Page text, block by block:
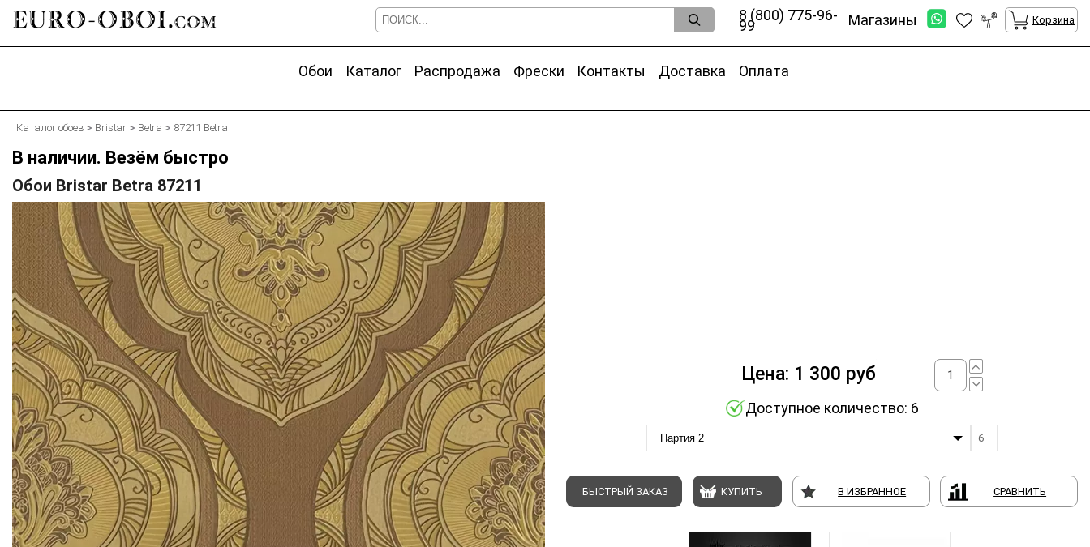
EURO-OBOI.com 8 (800) 775-96-
99 Магазины Корзина
Обои Каталог Распродажа Фрески Контакты Доставка Оплата
Каталог обоев Bristar Betra 87211 Betra
В наличии. Везём быстро
Обои Bristar Betra 87211
Цена: 1 300 руб
Доступное количество: 6
Партия 2 6
БЫСТРЫЙ ЗАКАЗ КУПИТЬ В ИЗБРАННОЕ СРАВНИТЬ